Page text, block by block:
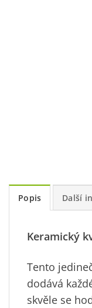
Popis Další
Keramický
Tento
dodává
skvěle se